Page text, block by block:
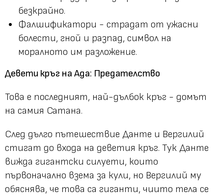
безкрайно.
Фалшификатори - страдат от ужасни
болести, гной и разпад, символ на
моралното им разложение.
Девети кръг на Ада: Предателство
Това е последният, най-дълбок кръг - домът
на самия Сатана.
След дълго пътешествие Данте и Вергилий
стигат до входа на деветия кръг. Тук Данте
вижда гигантски силуети, които
първоначално взема за кули, но Вергилий му
обяснява, че това са гиганти, чиито тела се